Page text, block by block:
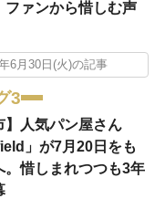
ファンから惜しむ声
6月30日(火)の記事
3
】人気パン屋さん
」が7月20日をも
。惜しまれつつも3年